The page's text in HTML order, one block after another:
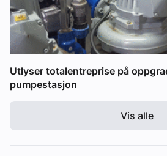
Utlyser totalentreprise på
pumpestasjon
Vis alle